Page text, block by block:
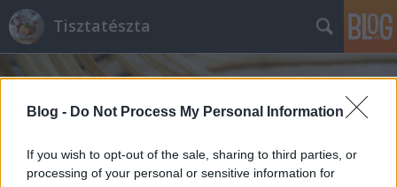
Blog - Do Not Process My Personal Information
If you wish to opt-out of the sale, sharing to third parties, or
processing of your personal or sensitive information for
Tisztatészta